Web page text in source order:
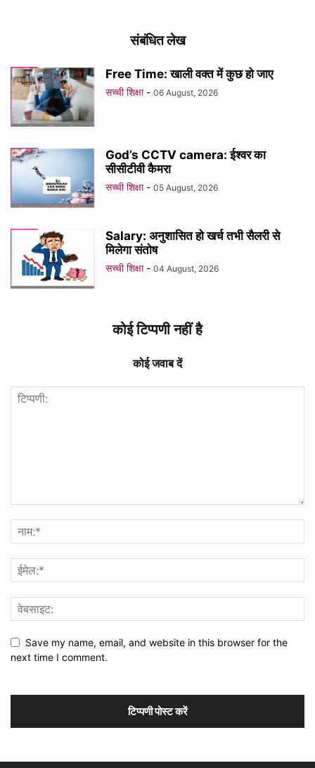
संबंधित लेख
Free Time: खाली वक्त में कुछ हो जाए
सच्ची शिक्षा - 06 August, 2026
God’s CCTV camera: ईश्वर का
सीसीटीवी कैमरा
सच्ची शिक्षा - 05 August, 2026
Salary: अनुशासित हो खर्च तभी सैलरी से
मिलेगा संतोष
सच्ची शिक्षा - 04 August, 2026
कोई टिप्पणी नहीं है
कोई जवाब दें
Save my name, email, and website in this browser for the
next time I comment.